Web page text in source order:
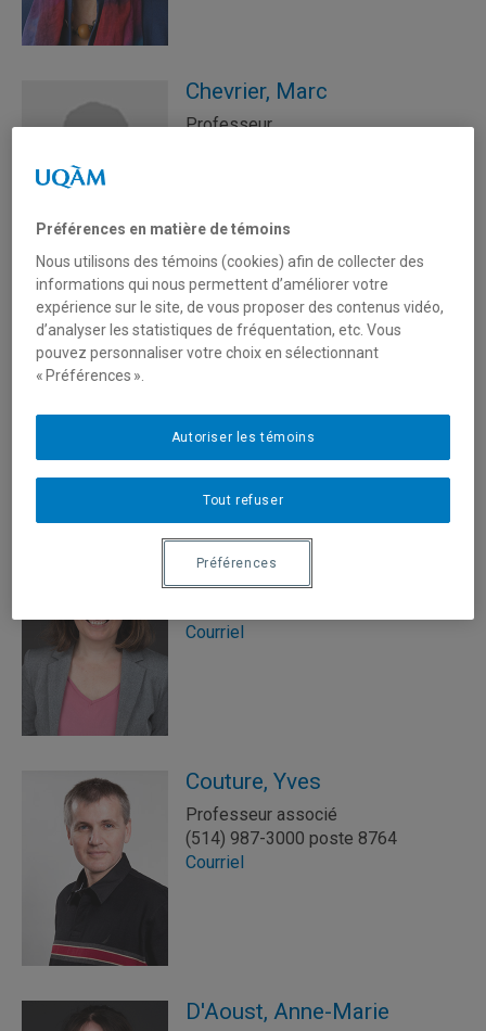
Chevrier, Marc
Professeur
Chrun, Elizabeth
Professeure
Clavier, Carole
Professeure
Courriel
Couture, Yves
Professeur associé
(514) 987-3000 poste 8764
Courriel
D'Aoust, Anne-Marie
Préférences en matière de témoins
Nous utilisons des témoins (cookies) afin de collecter des
informations qui nous permettent d’améliorer votre
expérience sur le site, de vous proposer des contenus vidéo,
d’analyser les statistiques de fréquentation, etc. Vous
pouvez personnaliser votre choix en sélectionnant
« Préférences ».
Tout refuser
Autoriser les témoins
Préférences